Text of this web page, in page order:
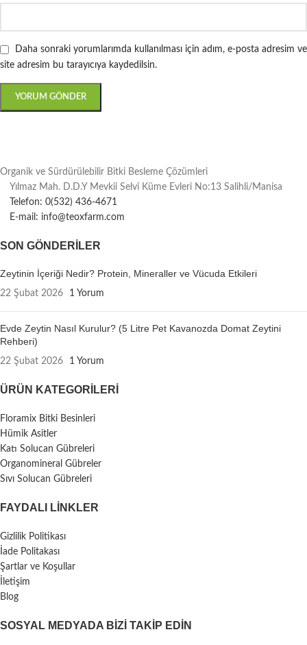
Daha sonraki yorumlarımda kullanılması için adım, e-posta adresim ve
site adresim bu tarayıcıya kaydedilsin.
Organik ve Sürdürülebilir Bitki Besleme Çözümleri
Yılmaz Mah. D.D.Y Mevkii Selvi Küme Evleri No:13 Salihli/Manisa
Telefon: 0(532) 436-4671
E-mail: info@teoxfarm.com
SON GÖNDERILER
Zeytinin İçeriği Nedir? Protein, Mineraller ve Vücuda Etkileri
22 Şubat 2026 1 Yorum
Evde Zeytin Nasıl Kurulur? (5 Litre Pet Kavanozda Domat Zeytini
Rehberi)
22 Şubat 2026 1 Yorum
ÜRÜN KATEGORILERI
Floramix Bitki Besinleri
Hümik Asitler
Katı Solucan Gübreleri
Organomineral Gübreler
Sıvı Solucan Gübreleri
FAYDALI LİNKLER
Gizlilik Politikası
İade Politakası
Şartlar ve Koşullar
İletişim
Blog
SOSYAL MEDYADA BIZI TAKIP EDIN